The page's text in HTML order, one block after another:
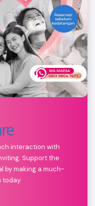
interaction with
Support the
by making a much-
today.